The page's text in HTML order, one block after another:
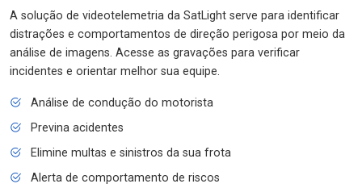
A solução de videotelemetria da SatLight serve para identificar
distrações e comportamentos de direção perigosa por meio da
análise de imagens. Acesse as gravações para verificar
incidentes e orientar melhor sua equipe.
Análise de condução do motorista
Previna acidentes
Elimine multas e sinistros da sua frota
Alerta de comportamento de riscos